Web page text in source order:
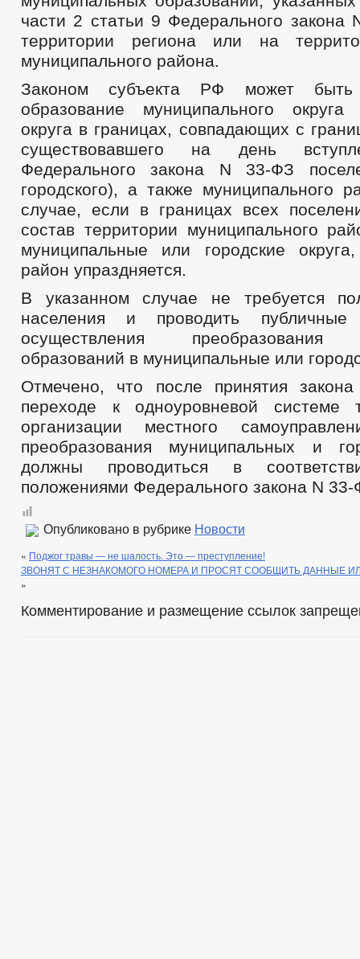
части 2 статьи 9 Федерального закона
территории региона или на
муниципального района.
Законом субъекта РФ может быть
образование муниципального округа
округа в границах, совпадающих с
существовавшего на день
Федерального закона N 33-ФЗ
городского), а также муниципального
случае, если в границах всех
состав территории муниципального
муниципальные или городские
район упраздняется.
В указанном случае не требуется
населения и проводить
осуществления преобразования
образований в муниципальные или
Отмечено, что после принятия
переходе к одноуровневой системе
организации местного
преобразования муниципальных и
должны проводиться в
положениями Федерального закона N
Опубликовано в рубрике Новости
« Поджог травы — не шалость. Это — преступление!
ЗВОНЯТ С НЕЗНАКОМОГО НОМЕРА И ПРОСЯТ СООБЩИТЬ ДАННЫЕ
»
Комментирование и размещение ссылок